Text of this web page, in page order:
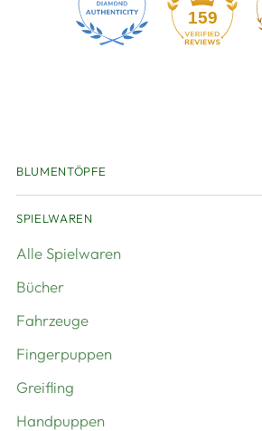
159
BLUMENTÖPFE
SPIELWAREN
Alle Spielwaren
Bücher
Fahrzeuge
Fingerpuppen
Greifling
Handpuppen